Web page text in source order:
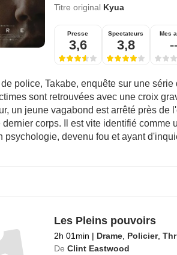
Titre original Kyua
Presse
3,6
Spectateurs
3,8
Mes
police, Takabe, enquête sur une série
sont retrouvées avec une croix
un jeune vagabond est arrêté près de
dernier corps. Il est vite identifié comme
psychologie, devenu fou et ayant
Les Pleins pouvoirs
2h 01min | Drame, Policier,
De Clint Eastwood